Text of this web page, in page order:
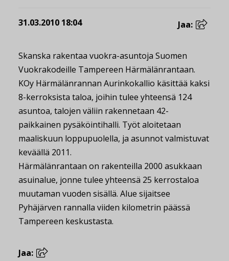
31.03.2010 18:04 Jaa:
Skanska rakentaa vuokra-asuntoja Suomen
Vuokrakodeille Tampereen Härmälänrantaan.
KOy Härmälänrannan Aurinkokallio käsittää kaksi
8-kerroksista taloa, joihin tulee yhteensä 124
asuntoa, talojen väliin rakennetaan 42-
paikkainen pysäköintihalli. Työt aloitetaan
maaliskuun loppupuolella, ja asunnot valmistuvat
keväällä 2011.
Härmälänrantaan on rakenteilla 2000 asukkaan
asuinalue, jonne tulee yhteensä 25 kerrostaloa
muutaman vuoden sisällä. Alue sijaitsee
Pyhäjärven rannalla viiden kilometrin päässä
Tampereen keskustasta.
Jaa: